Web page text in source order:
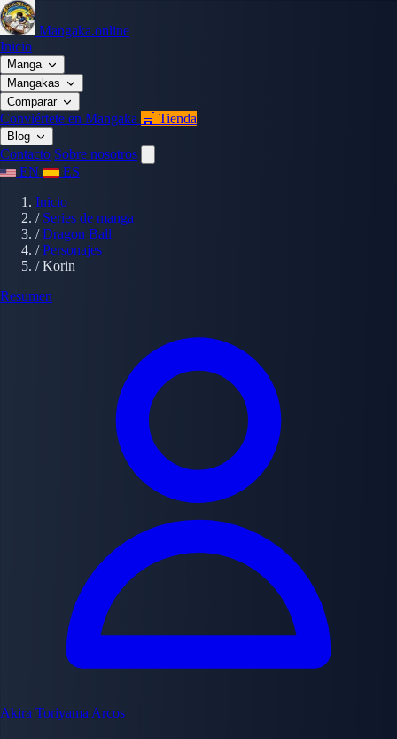
Mangaka.online
Inicio
Manga
Mangakas
Comparar
Conviértete en Mangaka 🛒 Tienda
Blog
Contacto Sobre nosotros
EN
ES
Inicio
/ Series de manga
/ Dragon Ball
/ Personajes
/ Korin
Resumen
Akira Toriyama Arcos